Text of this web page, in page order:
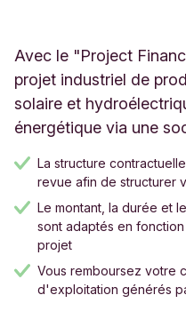
Avec le "Project
projet industriel de
solaire et
énergétique via une
La structure
revue afin de structurer
Le montant, la durée et
sont adaptés en
projet
Vous remboursez votre
d'exploitation générés